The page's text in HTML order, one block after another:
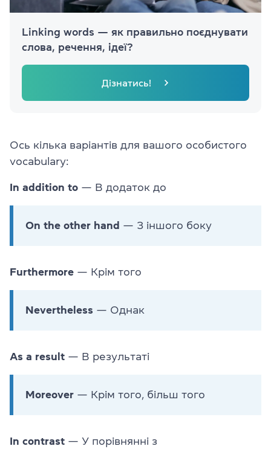
Linking words — як правильно поєднувати
слова, речення, ідеї?
Дізнатись!
Ось кілька варіантів для вашого особистого
vocabulary:
In addition to — В додаток до
On the other hand — З іншого боку
Furthermore — Крім того
Nevertheless — Однак
As a result — В результаті
Moreover — Крім того, більш того
In contrast — У порівнянні з